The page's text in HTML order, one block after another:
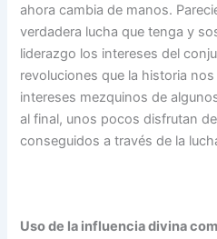
ahora cambia de manos.
verdadera lucha que tenga y
liderazgo los intereses del
revoluciones que la historia
intereses mezquinos de
al final, unos pocos disfrutan
conseguidos a través de la
Uso de la influencia divina